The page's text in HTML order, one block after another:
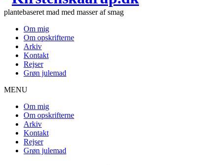
plantebaseret mad med masser af smag
Om mig
Om opskrifterne
Arkiv
Kontakt
Rejser
Grøn julemad
MENU
Om mig
Om opskrifterne
Arkiv
Kontakt
Rejser
Grøn julemad